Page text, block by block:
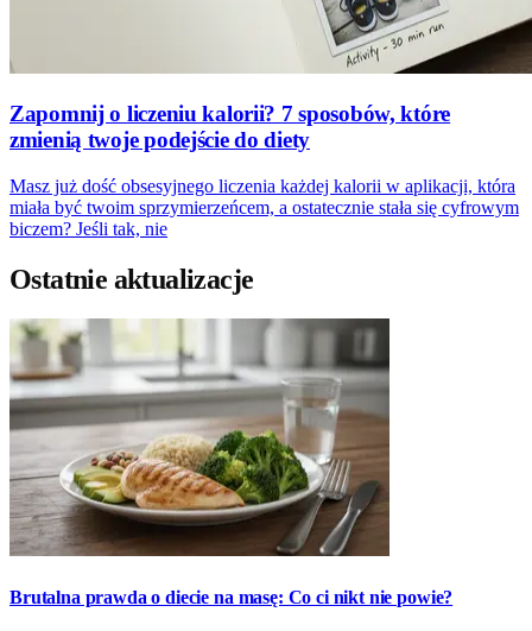
Zapomnij o liczeniu kalorii? 7 sposobów, które
zmienią twoje podejście do diety
Masz już dość obsesyjnego liczenia każdej kalorii w aplikacji, która
miała być twoim sprzymierzeńcem, a ostatecznie stała się cyfrowym
biczem? Jeśli tak, nie
Ostatnie aktualizacje
Brutalna prawda o diecie na masę: Co ci nikt nie powie?